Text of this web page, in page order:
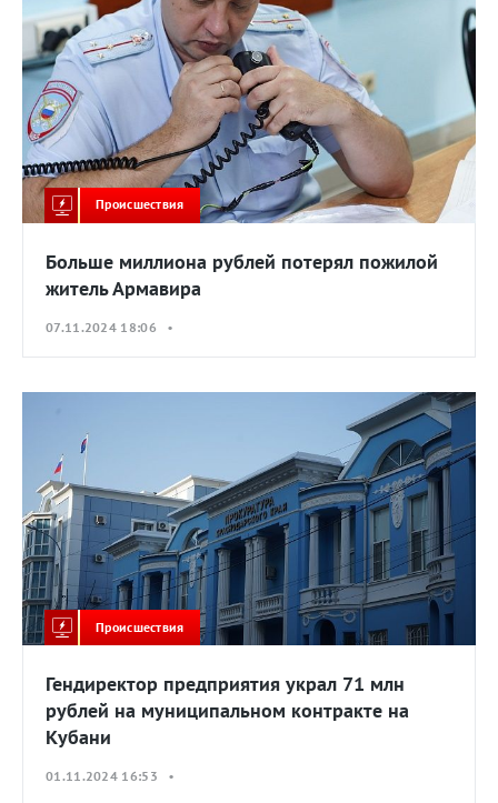
Происшествия
Больше миллиона рублей потерял пожилой
житель Армавира
07.11.2024 18:06 •
Происшествия
Гендиректор предприятия украл 71 млн
рублей на муниципальном контракте на
Кубани
01.11.2024 16:53 •